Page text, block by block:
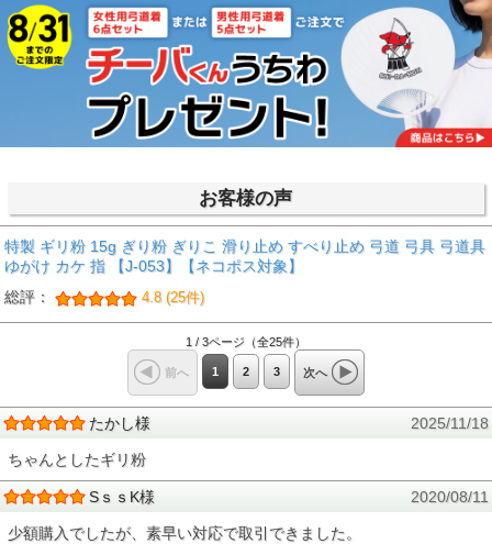
お客様の声
特製 ギリ粉 15g ぎり粉 ぎりこ 滑り止め すべり止め 弓道 弓具 弓道具
ゆがけ カケ 指 【J-053】【ネコポス対象】
総評：
4.8 (25件)
1 / 3ページ（全25件）
前へ 1 2 3 次へ
たかし様 2025/11/18
ちゃんとしたギリ粉
SｓｓK様 2020/08/11
少額購入でしたが、素早い対応で取引できました。